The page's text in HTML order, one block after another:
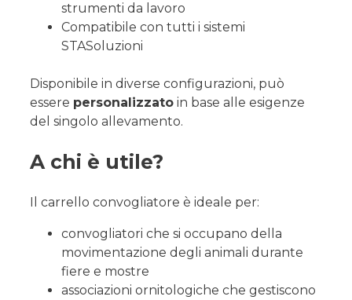
strumenti da lavoro
Compatibile con tutti i sistemi
STASoluzioni
Disponibile in diverse configurazioni, può
essere personalizzato in base alle esigenze
del singolo allevamento.
A chi è utile?
Il carrello convogliatore è ideale per:
convogliatori che si occupano della
movimentazione degli animali durante
fiere e mostre
associazioni ornitologiche che gestiscono